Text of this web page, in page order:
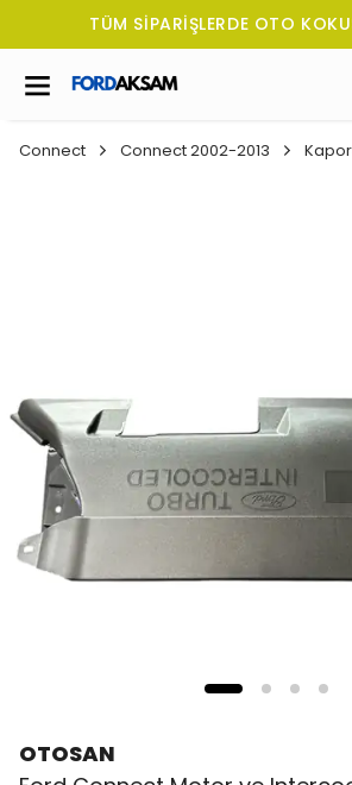
TÜM SİPARİŞLERDE OTO
Connect Connect 2002-2013
OTOSAN